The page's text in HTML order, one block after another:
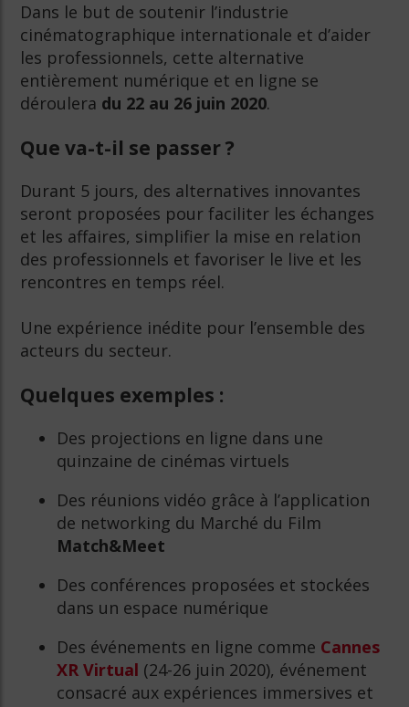
Dans le but de soutenir l’industrie
cinématographique internationale et d’aider
les professionnels, cette alternative
entièrement numérique et en ligne se
déroulera du 22 au 26 juin 2020.
Que va-t-il se passer ?
Durant 5 jours, des alternatives innovantes
seront proposées pour faciliter les échanges
et les affaires, simplifier la mise en relation
des professionnels et favoriser le live et les
rencontres en temps réel.
Une expérience inédite pour l’ensemble des
acteurs du secteur.
Quelques exemples :
Des projections en ligne dans une
quinzaine de cinémas virtuels
Des réunions vidéo grâce à l’application
de networking du Marché du Film
Match&Meet
Des conférences proposées et stockées
dans un espace numérique
Des événements en ligne comme Cannes
XR Virtual (24-26 juin 2020), événement
consacré aux expériences immersives et